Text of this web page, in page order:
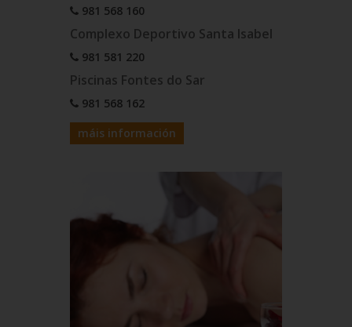
981 568 160
Complexo Deportivo Santa Isabel
981 581 220
Piscinas Fontes do Sar
981 568 162
máis información